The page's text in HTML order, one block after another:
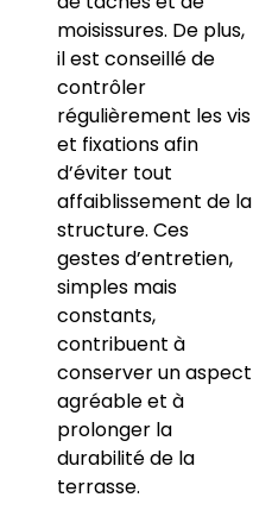
moisissures. De plus,
il est conseillé de
contrôler
régulièrement les vis
et fixations afin
d’éviter tout
affaiblissement de la
structure. Ces
gestes d’entretien,
simples mais
constants,
contribuent à
conserver un aspect
agréable et à
prolonger la
durabilité de la
terrasse.